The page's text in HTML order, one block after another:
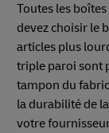
Toutes les
devez choisir le
articles plus
triple paroi sont
tampon du
la durabilité de
votre